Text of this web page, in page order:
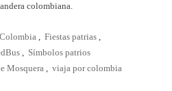
colombiana.
Colombia , Fiestas patrias ,
, Símbolos patrios
Mosquera , viaja por colombia